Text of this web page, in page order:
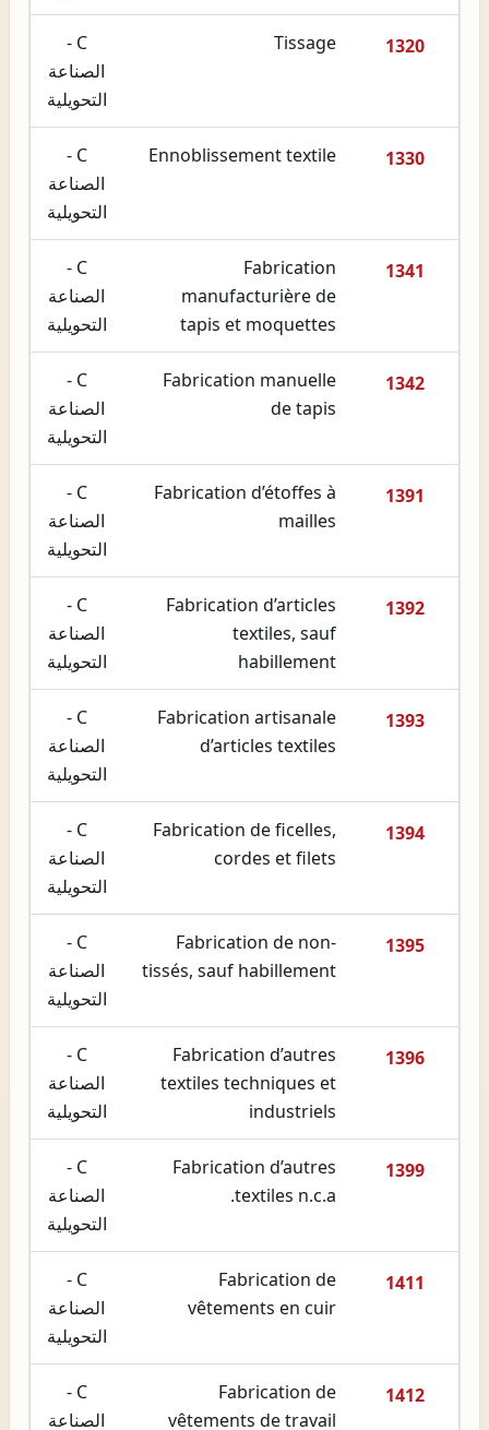
1320
Tissage
C -
الصناعة
التحويلية
1330
Ennoblissement textile
C -
الصناعة
التحويلية
1341
Fabrication
manufacturière de
tapis et moquettes
C -
الصناعة
التحويلية
1342
Fabrication manuelle
de tapis
C -
الصناعة
التحويلية
1391
Fabrication d’étoffes à
mailles
C -
الصناعة
التحويلية
1392
Fabrication d’articles
textiles, sauf
habillement
C -
الصناعة
التحويلية
1393
Fabrication artisanale
d’articles textiles
C -
الصناعة
التحويلية
1394
Fabrication de ficelles,
cordes et filets
C -
الصناعة
التحويلية
1395
Fabrication de non-
tissés, sauf habillement
C -
الصناعة
التحويلية
1396
Fabrication d’autres
textiles techniques et
industriels
C -
الصناعة
التحويلية
1399
Fabrication d’autres
textiles n.c.a.
C -
الصناعة
التحويلية
1411
Fabrication de
vêtements en cuir
C -
الصناعة
التحويلية
1412
Fabrication de
vêtements de travail
C -
الصناعة